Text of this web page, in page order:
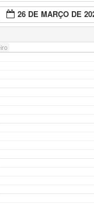
26 DE MARÇO DE